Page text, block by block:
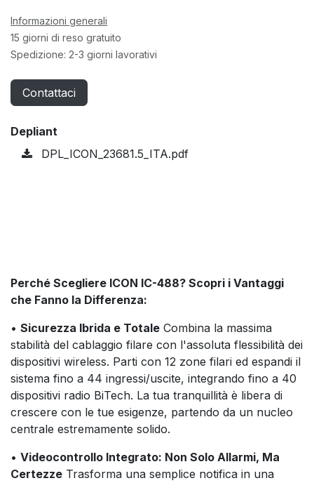
Informazioni generali
15 giorni di reso gratuito
Spedizione: 2-3 giorni lavorativi
Contattaci
Depliant
DPL_ICON_23681.5_ITA.pdf
Perché Scegliere ICON IC-488? Scopri i Vantaggi
che Fanno la Differenza:
• Sicurezza Ibrida e Totale Combina la massima
stabilità del cablaggio filare con l'assoluta flessibilità dei
dispositivi wireless. Parti con 12 zone filari ed espandi il
sistema fino a 44 ingressi/uscite, integrando fino a 40
dispositivi radio BiTech. La tua tranquillità è libera di
crescere con le tue esigenze, partendo da un nucleo
centrale estremamente solido.
• Videocontrollo Integrato: Non Solo Allarmi, Ma
Certezze Trasforma una semplice notifica in una